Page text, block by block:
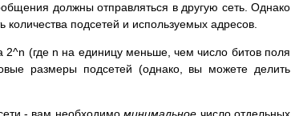
должны отправляться в другую сеть. Однако
количества подсетей и используемых адресов.
(где n на единицу меньше, чем число битов поля
размеры подсетей (однако, вы можете делить